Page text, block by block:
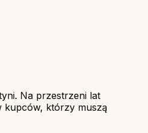
Na przestrzeni lat
kupców, którzy muszą